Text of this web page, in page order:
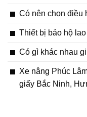
Có nên chọn điều
Thiết bị bảo hộ
Có gì khác nhau
Xe nâng Phúc
giấy Bắc Ninh,